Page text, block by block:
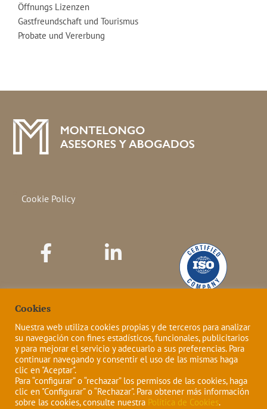
Öffnungs Lizenzen
Gastfreundschaft und Tourismus
Probate und Vererbung
Cookie Policy
Copyright © MONTELONGO. Todos los derechos
reservados.
Cookies
Nuestra web utiliza cookies propias y de terceros para analizar
su navegación con fines estadísticos, funcionales, publicitarios
y para mejorar el servicio y adecuarlo a sus preferencias. Para
continuar navegando y consentir el uso de las mismas haga
clic en "Aceptar".
Para “configurar” o “rechazar” los permisos de las cookies, haga
clic en "Configurar” o “Rechazar". Para obtener más información
sobre las cookies, consulte nuestra Política de Cookies.